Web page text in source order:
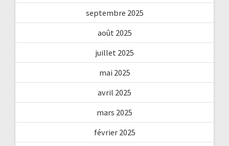
septembre 2025
août 2025
juillet 2025
mai 2025
avril 2025
mars 2025
février 2025